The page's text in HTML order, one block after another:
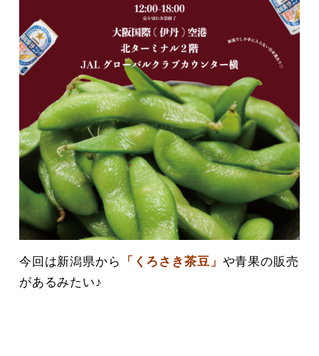
今回は新潟県から 「くろさき茶豆」 や青果の販売
があるみたい♪